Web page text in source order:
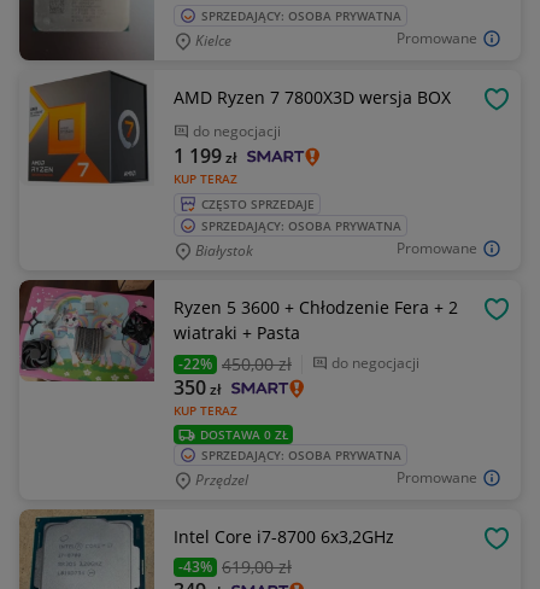
Promowane
SPRZEDAJĄCY: OSOBA PRYWATNA
Kielce
Promowane
AMD Ryzen 7 7800X3D wersja BOX
do negocjacji
KUP TERAZ
1 199zł
CZĘSTO SPRZEDAJE
SPRZEDAJĄCY: OSOBA PRYWATNA
Białystok
Promowane
Ryzen 5 3600 + Chłodzenie Fera + 2
wiatraki + Pasta
-22% 450,00 zł do negocjacji
KUP TERAZ
350zł
DOSTAWA 0 ZŁ
SPRZEDAJĄCY: OSOBA PRYWATNA
Przędzel
Intel Core i7-8700 6x3,2GHz
-43% 619,00 zł